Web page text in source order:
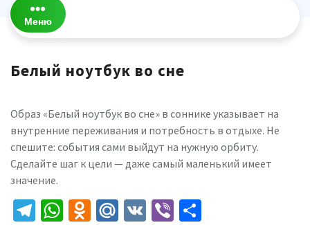
Меню
Белый ноутбук во сне
Образ «Белый ноутбук во сне» в соннике указывает на
внутренние переживания и потребность в отдыхе. Не
спешите: события сами выйдут на нужную орбиту.
Сделайте шаг к цели — даже самый маленький имеет
значение.
Telegram
WhatsApp
Odnoklassniki
Mail.Ru
VK Viber